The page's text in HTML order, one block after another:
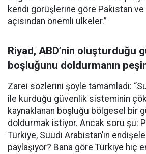
kendi görüşlerine göre Pakistan
açısından önemli ülkeler.”
Riyad, ABD’nin oluşturduğu
boşluğunu doldurmanın
Zarei sözlerini şöyle tamamladı:
ile kurduğu güvenlik sisteminin
kaynaklanan boşluğu bölgesel bir
doldurmak istiyor. Ancak soru şu:
Türkiye, Suudi Arabistan’ın
paylaşıyor? Bana göre Türkiye hiç